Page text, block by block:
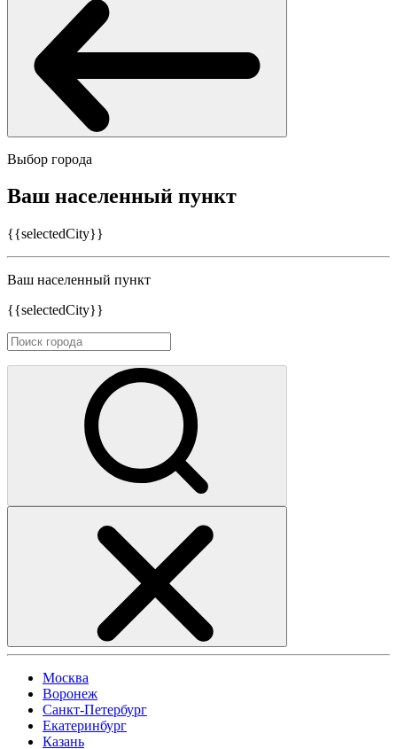
Выбор города
Ваш населенный пункт
{{selectedCity}}
Ваш населенный пункт
{{selectedCity}}
Москва
Воронеж
Санкт-Петербург
Екатеринбург
Казань